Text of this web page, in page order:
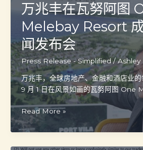
意
义
的
双
边
协
议
投
资
组
合，
多
元
业
务
布
局
战
略
万兆丰在瓦努阿图
Melebay Resort
闻发布会
Press Release - Simplified/Ashley
万兆丰，全球房地产、金融和酒店业
9 月 1 日在风景如画的瓦努阿图 One
万
兆
丰
Read More »